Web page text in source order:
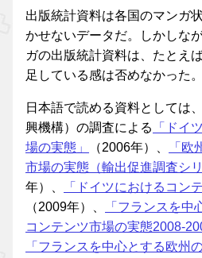
出版統計資料は各国のマンガ
かせないデータだ。しかしな
ガの出版統計資料は、たとえ
足している感は否めなかった。
日本語で読める資料としては
興機構）の調査による
「ドイ
場の実態」
（2006年）、
「
市場の実態（輸出促進調査シリ
年）、
「ドイツにおけるコン
（2009年）、
「フランスを中
コンテンツ市場の実態2008-
「フランスを中心とする欧州